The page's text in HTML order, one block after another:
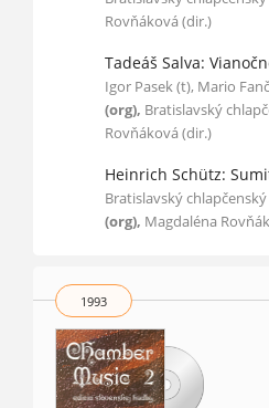
Rovňáková (dir.)
Tadeáš Salva:
Igor Pasek (t), Mario
(org), Bratislavský
Rovňáková (dir.)
Heinrich Schütz:
Bratislavský
(org), Magdaléna
1993